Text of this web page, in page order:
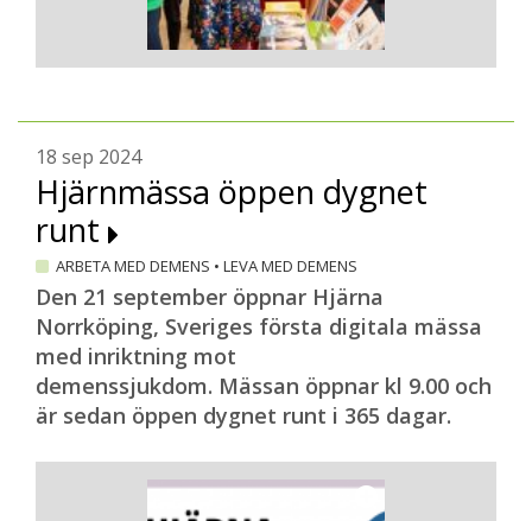
18 sep 2024
Hjärnmässa öppen dygnet
runt
ARBETA MED DEMENS • LEVA MED DEMENS
Den 21 september öppnar Hjärna
Norrköping, Sveriges första digitala mässa
med inriktning mot
demenssjukdom. Mässan öppnar kl 9.00 och
är sedan öppen dygnet runt i 365 dagar.